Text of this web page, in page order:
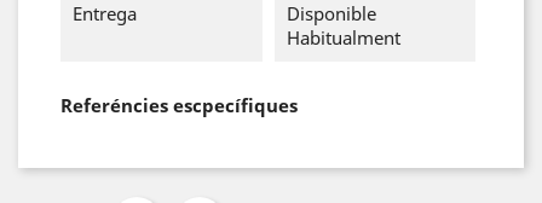
Entrega
Disponible
Habitualment
Referéncies escpecífiques